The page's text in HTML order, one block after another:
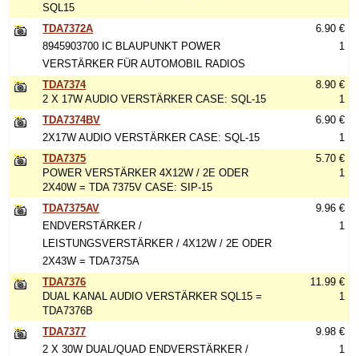
SQL15
TDA7372A
8945903700 IC BLAUPUNKT POWER
VERSTÄRKER FÜR AUTOMOBIL RADIOS
6.90 €
1
TDA7374
2 X 17W AUDIO VERSTÄRKER CASE: SQL-15
8.90 €
1
TDA7374BV
2X17W AUDIO VERSTÄRKER CASE: SQL-15
6.90 €
1
TDA7375
POWER VERSTÄRKER 4X12W / 2E ODER
2X40W = TDA 7375V CASE: SIP-15
5.70 €
1
TDA7375AV
ENDVERSTÄRKER /
LEISTUNGSVERSTÄRKER / 4X12W / 2E ODER
2X43W = TDA7375A
9.96 €
1
TDA7376
DUAL KANAL AUDIO VERSTÄRKER SQL15 =
TDA7376B
11.99 €
1
TDA7377
2 X 30W DUAL/QUAD ENDVERSTÄRKER /
9.98 €
1